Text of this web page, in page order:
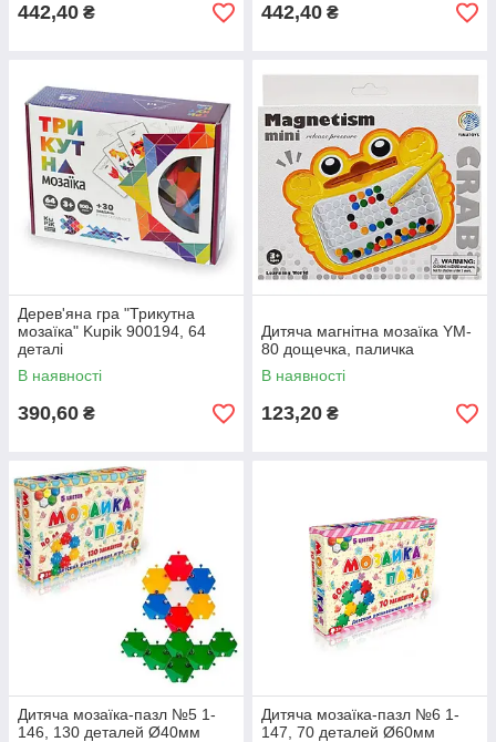
442,40 ₴ 442,40 ₴
Дерев'яна гра "Трикутна
мозаїка" Kupik 900194, 64
деталі
В наявності
390,60 ₴
Дитяча магнітна мозаїка YM-
80 дощечка, паличка
В наявності
123,20 ₴
Дитяча мозаїка-пазл №5 1-
146, 130 деталей Ø40мм
Дитяча мозаїка-пазл №6 1-
147, 70 деталей Ø60мм